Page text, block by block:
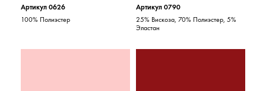
Артикул 0626
100% Полиэстер
Артикул 0790
25% Вискоза, 70% Полиэстер, 5%
Эластан